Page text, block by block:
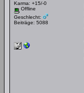
Karma: +15/-0
Offline
Geschlecht:
Beiträge: 5088